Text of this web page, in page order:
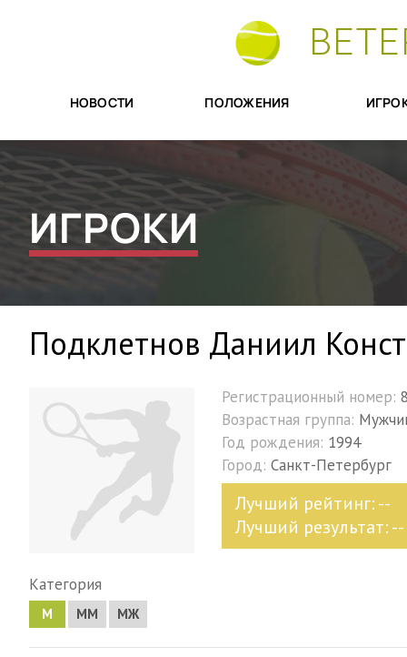
НОВОСТИ ПОЛОЖЕНИЯ
ИГРОКИ
Подклетнов Даниил
Регистрационный номер:
Возрастная группа:
Год рождения: 1994
Город: Санкт-Петербург
Лучший рейтинг: --
Лучший результат: --
Категория
М MM МЖ